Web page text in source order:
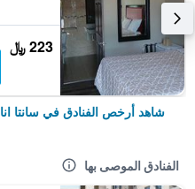
223 ﷼
شاهد أرخص الفنادق في سانتا انا
الفنادق الموصى بها